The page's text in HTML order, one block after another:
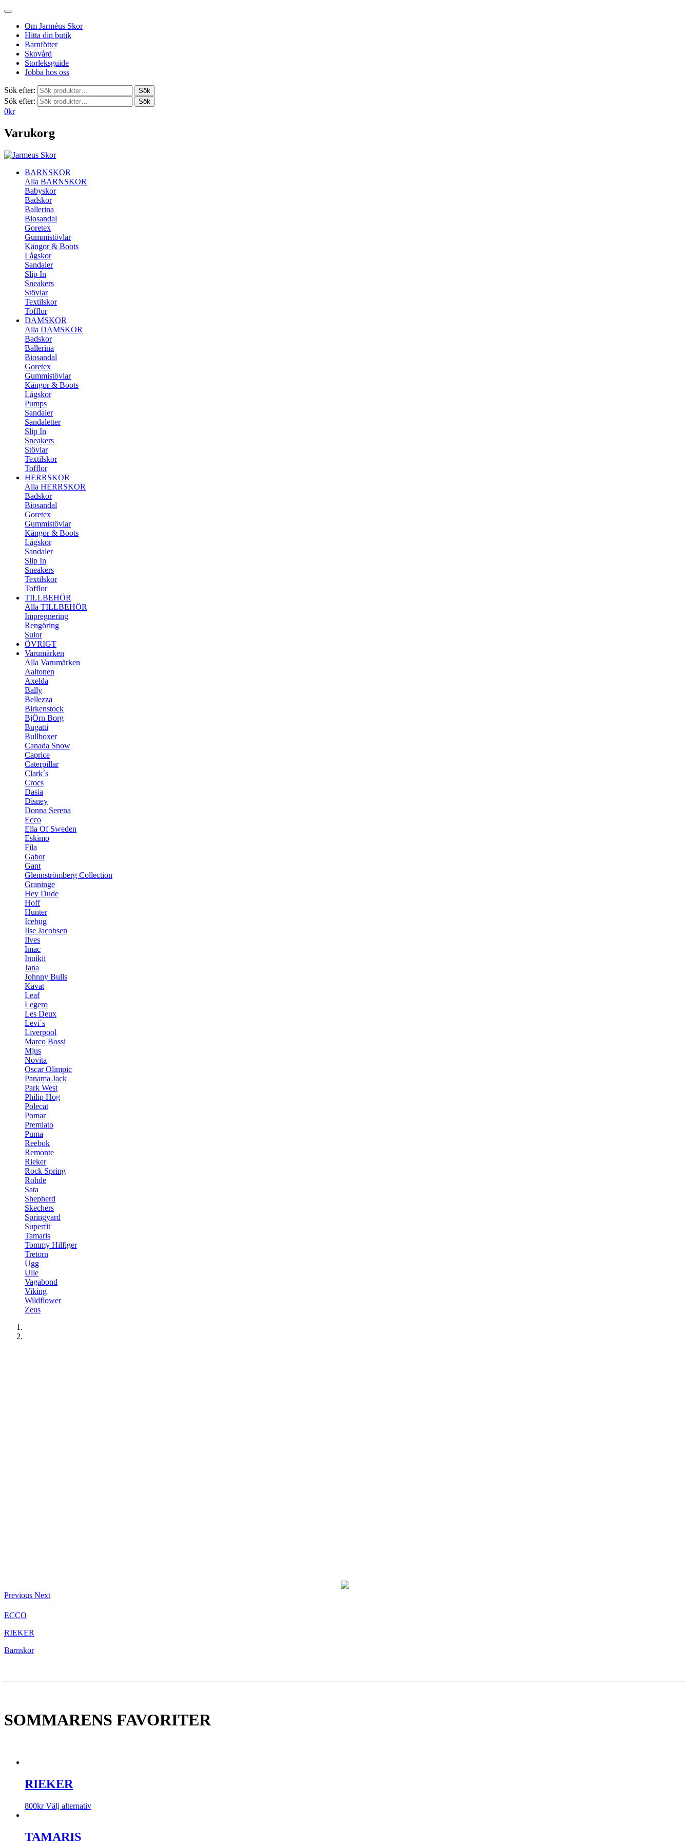
Om Jarméus Skor
Hitta din butik
Barnfötter
Skovård
Storleksguide
Jobba hos oss
Sök efter: Sök
Sök efter: Sök
0kr
Varukorg
BARNSKOR
Alla BARNSKOR
Babyskor
Badskor
Ballerina
Biosandal
Goretex
Gummistövlar
Kängor & Boots
Lågskor
Sandaler
Slip In
Sneakers
Stövlar
Textilskor
Tofflor
DAMSKOR
Alla DAMSKOR
Badskor
Ballerina
Biosandal
Goretex
Gummistövlar
Kängor & Boots
Lågskor
Pumps
Sandaler
Sandaletter
Slip In
Sneakers
Stövlar
Textilskor
Tofflor
HERRSKOR
Alla HERRSKOR
Badskor
Biosandal
Goretex
Gummistövlar
Kängor & Boots
Lågskor
Sandaler
Slip In
Sneakers
Textilskor
Tofflor
TILLBEHÖR
Alla TILLBEHÖR
Impregnering
Rengöring
Sulor
ÖVRIGT
Varumärken
Alla Varumärken
Aaltonen
Axelda
Bally
Bellezza
Birkenstock
BjÖrn Borg
Bugatti
Bullboxer
Canada Snow
Caprice
Caterpillar
Clark´s
Crocs
Dasia
Disney
Donna Serena
Ecco
Ella Of Sweden
Eskimo
Fila
Gabor
Gant
Glennströmberg Collection
Graninge
Hey Dude
Hoff
Hunter
Icebug
Ilse Jacobsen
Ilves
Imac
Inuikii
Jana
Johnny Bulls
Kavat
Leaf
Legero
Les Deux
Levi´s
Liverpool
Marco Bossi
Mjus
Novita
Oscar Olimpic
Panama Jack
Park West
Philip Hog
Polecat
Pomar
Premiato
Puma
Reebok
Remonte
Rieker
Rock Spring
Rohde
Sata
Shepherd
Skechers
Springyard
Superfit
Tamaris
Tommy Hilfiger
Tretorn
Ugg
Ulle
Vagabond
Viking
Wildflower
Zeus
Previous Next
ECCO
RIEKER
Barnskor
SOMMARENS FAVORITER
RIEKER
800kr Välj alternativ
TAMARIS